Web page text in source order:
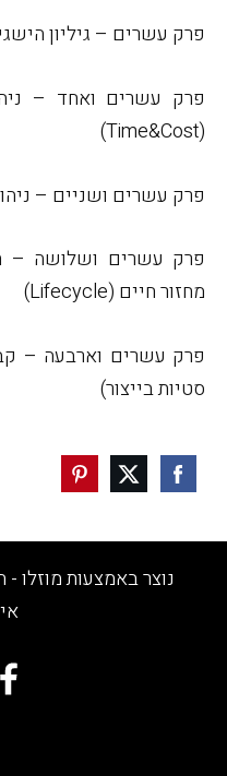
פרק עשרים – גיליון
פרק עשרים ואחד –
(Time&Cost)
פרק עשרים ושניים –
פרק עשרים ושלושה –
מחזור חיים (Lifecycle
)
פרק עשרים וארבעה –
סטיות בייצור)
נוצר באמצעות מוזלו